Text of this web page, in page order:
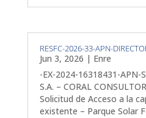
RESFC-2026-33-APN-
Jun 3, 2026 | Enre
-EX-2024-16318431-APN-
S.A. – CORAL
Solicitud de Acceso a la
existente – Parque Solar